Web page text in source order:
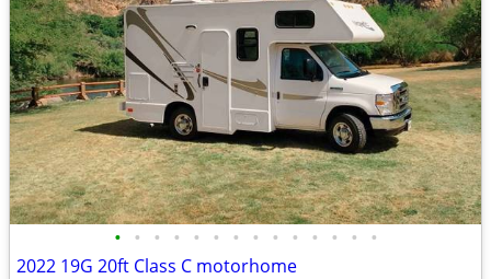
• • • • • • • • • • • • • •
2022 19G 20ft Class C motorhome